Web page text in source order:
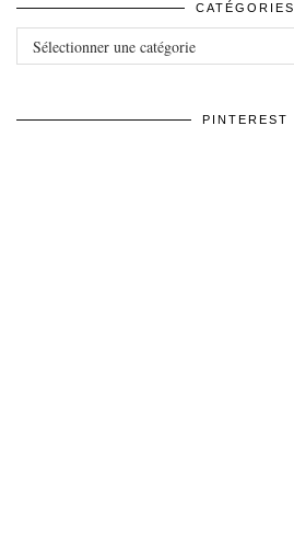
CATÉGORIES
Catégories
PINTEREST